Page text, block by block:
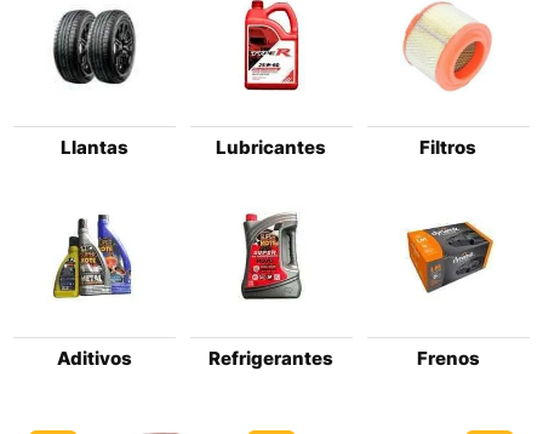
Llantas Lubricantes Filtros
Aditivos Refrigerantes Frenos